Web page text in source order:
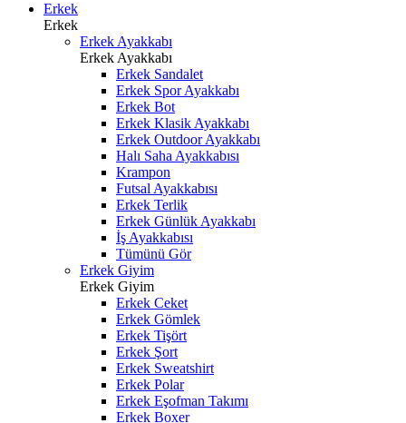
Erkek
Erkek
Erkek Ayakkabı
Erkek Ayakkabı
Erkek Sandalet
Erkek Spor Ayakkabı
Erkek Bot
Erkek Klasik Ayakkabı
Erkek Outdoor Ayakkabı
Halı Saha Ayakkabısı
Krampon
Futsal Ayakkabısı
Erkek Terlik
Erkek Günlük Ayakkabı
İş Ayakkabısı
Tümünü Gör
Erkek Giyim
Erkek Giyim
Erkek Ceket
Erkek Gömlek
Erkek Tişört
Erkek Şort
Erkek Sweatshirt
Erkek Polar
Erkek Eşofman Takımı
Erkek Boxer